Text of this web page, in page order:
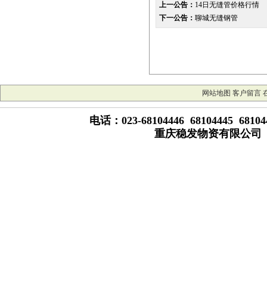
上一公告： 14日无缝管价格行情
下一公告： 聊城无缝钢管
网站地图 客户留言
电话：023-68104446 68104445
重庆稳发物资有限公司